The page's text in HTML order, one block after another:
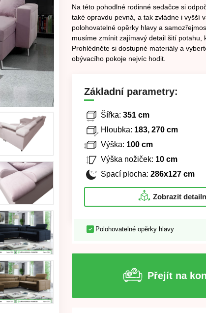
Na této pohodlné rodinné sedačce si
také opravdu pevná, a tak zvládne i vyšší
polohovatelné opěrky hlavy a
musíme zmínit zajímavý detail šití potahu,
Prohlédněte si dostupné materiály a
obývacího pokoje nejvíc hodit.
Základní parametry:
Šířka: 351 cm
Hloubka: 183, 270 cm
Výška: 100 cm
Výška nožiček: 10 cm
Spací plocha: 286x127 cm
Zobrazit
Polohovatelné opěrky hlavy
Přejít na